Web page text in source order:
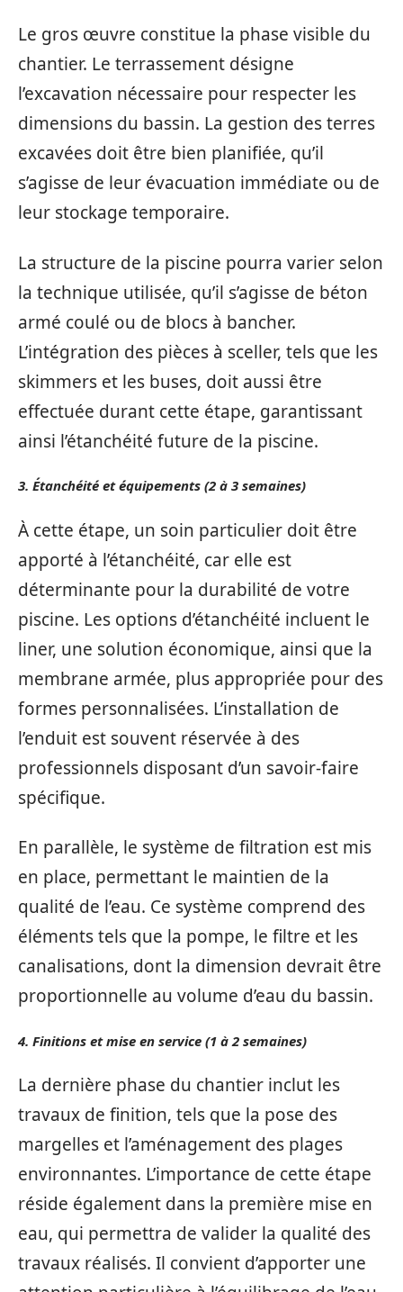
Le gros œuvre constitue la phase visible du
chantier. Le terrassement désigne
l’excavation nécessaire pour respecter les
dimensions du bassin. La gestion des terres
excavées doit être bien planifiée, qu’il
s’agisse de leur évacuation immédiate ou de
leur stockage temporaire.
La structure de la piscine pourra varier selon
la technique utilisée, qu’il s’agisse de béton
armé coulé ou de blocs à bancher.
L’intégration des pièces à sceller, tels que les
skimmers et les buses, doit aussi être
effectuée durant cette étape, garantissant
ainsi l’étanchéité future de la piscine.
3. Étanchéité et équipements (2 à 3 semaines)
À cette étape, un soin particulier doit être
apporté à l’étanchéité, car elle est
déterminante pour la durabilité de votre
piscine. Les options d’étanchéité incluent le
liner, une solution économique, ainsi que la
membrane armée, plus appropriée pour des
formes personnalisées. L’installation de
l’enduit est souvent réservée à des
professionnels disposant d’un savoir-faire
spécifique.
En parallèle, le système de filtration est mis
en place, permettant le maintien de la
qualité de l’eau. Ce système comprend des
éléments tels que la pompe, le filtre et les
canalisations, dont la dimension devrait être
proportionnelle au volume d’eau du bassin.
4. Finitions et mise en service (1 à 2 semaines)
La dernière phase du chantier inclut les
travaux de finition, tels que la pose des
margelles et l’aménagement des plages
environnantes. L’importance de cette étape
réside également dans la première mise en
eau, qui permettra de valider la qualité des
travaux réalisés. Il convient d’apporter une